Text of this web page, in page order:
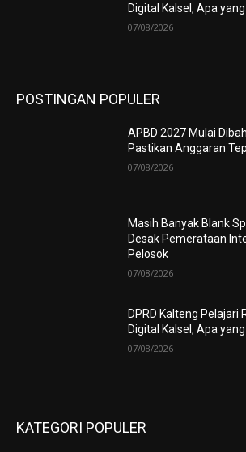
Digital Kalsel, Apa
07/08/2026
POSTINGAN POPULER
APBD 2027 Mulai
Pastikan Anggaran
07/08/2026
Masih Banyak Blank
Desak Pemerataan
Pelosok
07/08/2026
DPRD Kalteng Pelajari
Digital Kalsel, Apa
07/08/2026
KATEGORI POPULER